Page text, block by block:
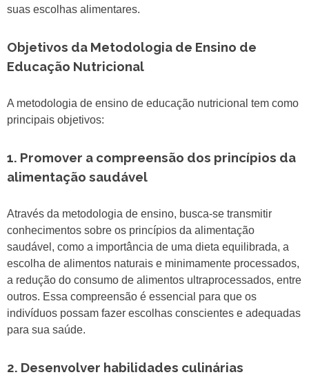
suas escolhas alimentares.
Objetivos da Metodologia de Ensino de
Educação Nutricional
A metodologia de ensino de educação nutricional tem como
principais objetivos:
1. Promover a compreensão dos princípios da
alimentação saudável
Através da metodologia de ensino, busca-se transmitir
conhecimentos sobre os princípios da alimentação
saudável, como a importância de uma dieta equilibrada, a
escolha de alimentos naturais e minimamente processados,
a redução do consumo de alimentos ultraprocessados, entre
outros. Essa compreensão é essencial para que os
indivíduos possam fazer escolhas conscientes e adequadas
para sua saúde.
2. Desenvolver habilidades culinárias